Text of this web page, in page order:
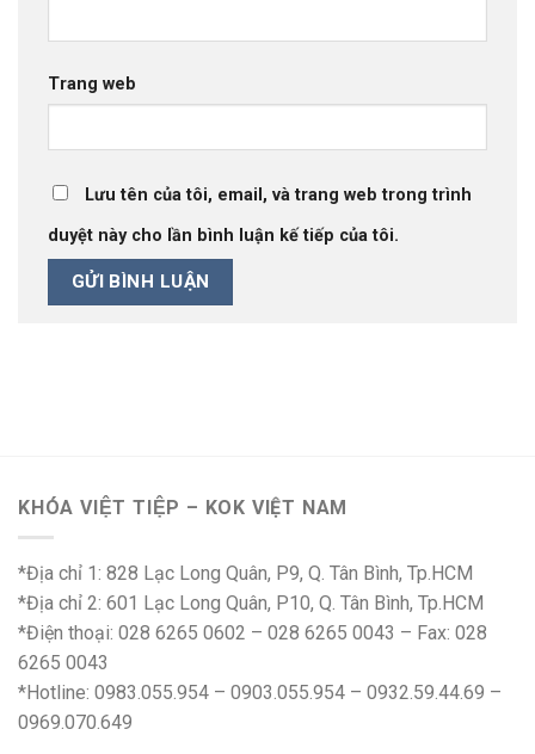
Trang web
Lưu tên của tôi, email, và trang web trong trình
duyệt này cho lần bình luận kế tiếp của tôi.
KHÓA VIỆT TIỆP – KOK VIỆT NAM
*Địa chỉ 1: 828 Lạc Long Quân, P9, Q. Tân Bình, Tp.HCM
*Địa chỉ 2: 601 Lạc Long Quân, P10, Q. Tân Bình, Tp.HCM
*Điện thoại: 028 6265 0602 – 028 6265 0043 – Fax: 028
6265 0043
*Hotline: 0983.055.954 – 0903.055.954 – 0932.59.44.69 –
0969.070.649